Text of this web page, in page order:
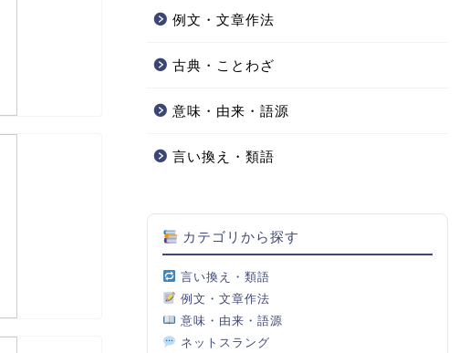
例文・文章作法
古典・ことわざ
意味・由来・語源
言い換え・類語
カテゴリから探す
言い換え・類語
例文・文章作法
意味・由来・語源
ネットスラング